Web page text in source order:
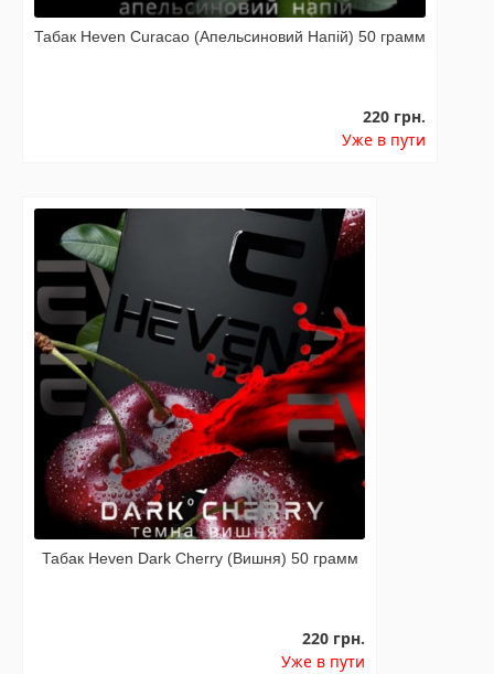
Табак Heven Curacao (Апельсиновий Напій) 50 грамм
220 грн.
Уже в пути
Табак Heven Dark Cherry (Вишня) 50 грамм
220 грн.
Уже в пути